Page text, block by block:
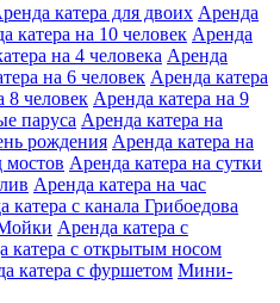
катера для двоих Аренда
катера на 10 человек Аренда
на 4 человека Аренда
на 6 человек Аренда катера
8 человек Аренда катера на 9
паруса Аренда катера на
рождения Аренда катера на
мостов Аренда катера на сутки
Аренда катера на час
катера с канала Грибоедова
Аренда катера с
катера с открытым носом
катера с фуршетом Мини-